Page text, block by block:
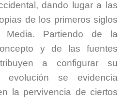
dando lugar a las
de los primeros siglos
Partiendo de la
y de las fuentes
a configurar su
evolución se evidencia
la pervivencia de ciertos